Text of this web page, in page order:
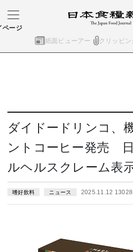
紙面ビューアー クリッピン
ページ
ダイドードリンコ、
ントコーヒー発売
ルヘルスクレーム表
嗜好飲料 ニュース 2025.11.12